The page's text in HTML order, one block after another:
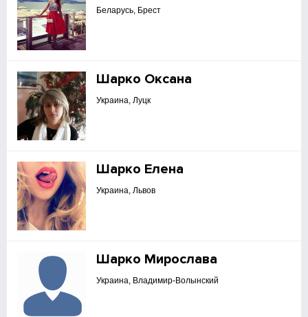
Беларусь, Брест
Шарко Оксана
Украина, Луцк
Шарко Елена
Украина, Львов
Шарко Мирослава
Украина, Владимир-Волынский